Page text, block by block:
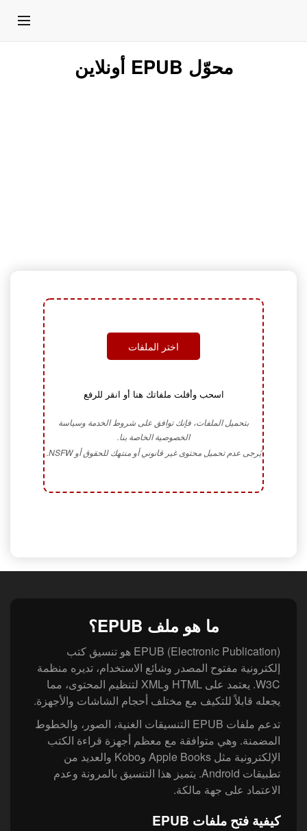
محوّل EPUB أونلاين
اختر الملفات
اسحب وأفلت ملفاتك هنا أو انقر للرفع
بتحميل الملفات، فإنك توافق على شروط الخدمة وسياسة
الخصوصية الخاصة بنا.
يُرجى عدم تحميل محتوى غير قانوني أو منتهك للحقوق أو NSFW.
ما هو ملف EPUB؟
EPUB (Electronic Publication) هو تنسيق كتب
إلكترونية مفتوح المصدر وشائع الاستخدام، تديره منظمة
W3C. يعتمد على HTML وXML لتنظيم المحتوى، مما
يجعله قابلاً للتكيف مع مختلف أحجام الشاشات والأجهزة.
تدعم ملفات EPUB التنسيقات الغنية، الصور، والخطوط
المضمنة. وهي متوافقة مع معظم أجهزة قراءة الكتب
الإلكترونية مثل Apple Books وKobo والعديد من
تطبيقات Android. يتميز هذا التنسيق بالمرونة وعدم
الاعتماد على جهة مالكة.
كيفية فتح ملفات EPUB